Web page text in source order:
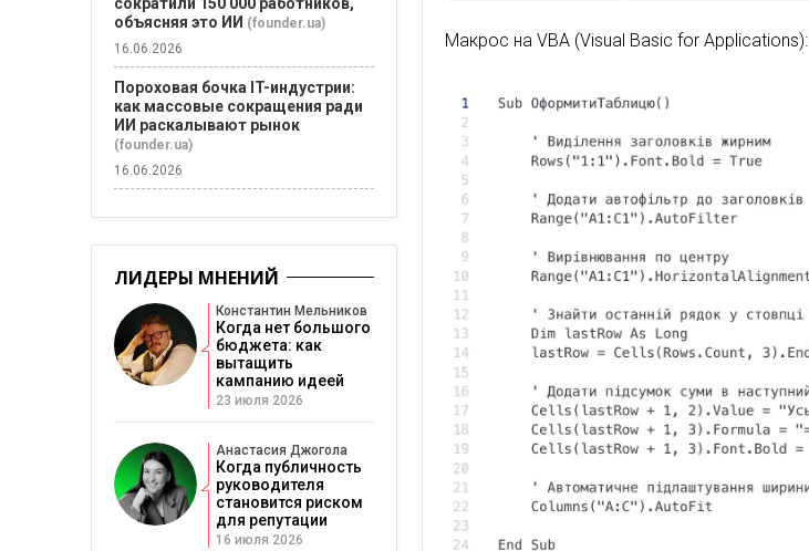
Макрос на VBA (Visual Basic for Applications):
объясняя это ИИ (founder.ua)
16.06.2026
Пороховая бочка IT-индустрии:
как массовые сокращения ради
ИИ раскалывают рынок
(founder.ua)
16.06.2026
ЛИДЕРЫ МНЕНИЙ
Константин Мельников
Когда нет большого
бюджета: как
вытащить
кампанию идеей
23 июля 2026
Анастасия Джогола
Когда публичность
руководителя
становится риском
для репутации
16 июля 2026